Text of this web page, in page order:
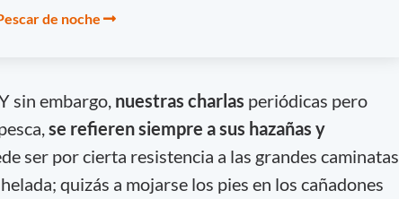
de noche
sin embargo, nuestras charlas periódicas pero
se refieren siempre a sus hazañas y
ser por cierta resistencia a las grandes caminatas
quizás a mojarse los pies en los cañadones